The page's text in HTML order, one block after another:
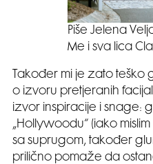
Piše Jelena
Me i sva lica
Također mi je zato teško
o izvoru pretjeranih
izvor inspiracije i snage:
„Hollywoodu“ (iako
sa suprugom, također
prilično pomaže da